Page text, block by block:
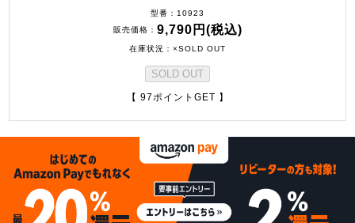
型番
10923
販売価格
9,790円(税込)
在庫状況 ×SOLD OUT
SOLD OUT
【 97ポイントGET 】